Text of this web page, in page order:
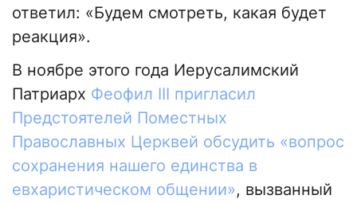
ответил: «Будем смотреть, какая будет
реакция».
В ноябре этого года Иерусалимский
Патриарх Феофил III пригласил
Предстоятелей Поместных
Православных Церквей обсудить «вопрос
сохранения нашего единства в
евхаристическом общении», вызванный